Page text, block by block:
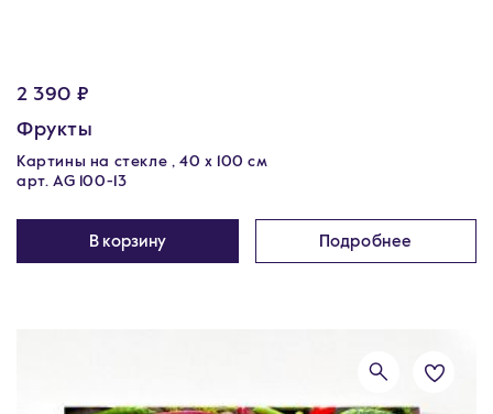
2 390 ₽
Фрукты
Картины на стекле , 40 x 100 см
арт. AG 100-13
В корзину Подробнее